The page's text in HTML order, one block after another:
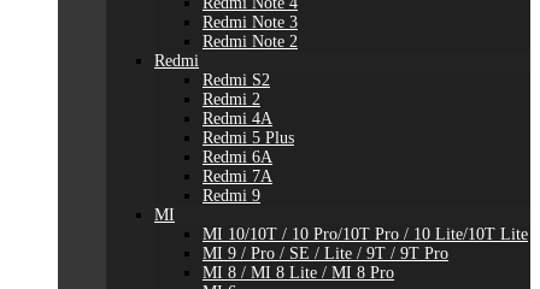
Redmi Note 3
Redmi Note 2
Redmi
Redmi S2
Redmi 2
Redmi 4A
Redmi 5 Plus
Redmi 6A
Redmi 7A
Redmi 9
MI
MI 10/10T / 10 Pro/10T Pro / 10 Lite/10T Lite
MI 9 / Pro / SE / Lite / 9T / 9T Pro
MI 8 / MI 8 Lite / MI 8 Pro